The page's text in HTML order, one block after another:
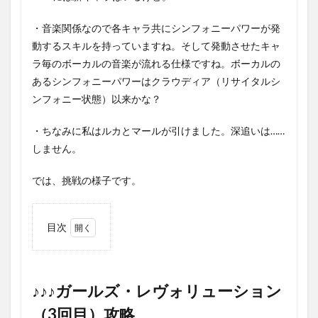
・音楽関係なので各キャラ共にシンフォニーパワーが発
動するスキルを持っていますね。そして発動させたキャ
ラ毎のボーカルの音楽が流れる仕様ですね。ボーカルの
あるシンフォニーパワーはクラウディア（リサイタルシ
ンフォニー状態）以来かな？
・ちなみに私はルカとマールが引けました。深追いは……
しません。
では、挑戦の様子です。
目次
ズ・
レヴ
♪♪♪ガールズ・レヴォリューション
（3回目）攻略